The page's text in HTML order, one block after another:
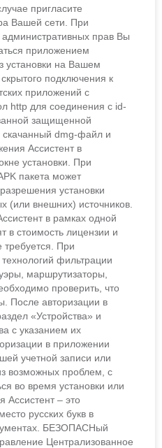
пригласите
Вашей сети. При
прав Вы
приложением
установки на Вашем
подключения к
приложений с
http для соединения с id-
защищенной
скачанный dmg-файл и
Ассистент в
установки. При
пакета может
установки
(или внешних) источников.
в рамках одной
в стоимость лицензии и
требуется. При
фильтрации
маршрутизаторы,
проверить, что
После авторизации в
«Устройства» и
с указанием их
в приложении
учетной записи или
возможных проблем, с
во время установки или
Ассистент – это
русских букв в
БЕЗОПАСНый
Централизованное